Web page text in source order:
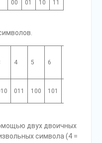
00 01 10 11
4 5 6
011 100 101
двух двоичных
символа (4 =